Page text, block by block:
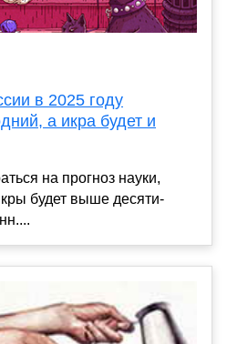
в 2025 году
а икра будет и
на прогноз науки,
будет выше десяти-